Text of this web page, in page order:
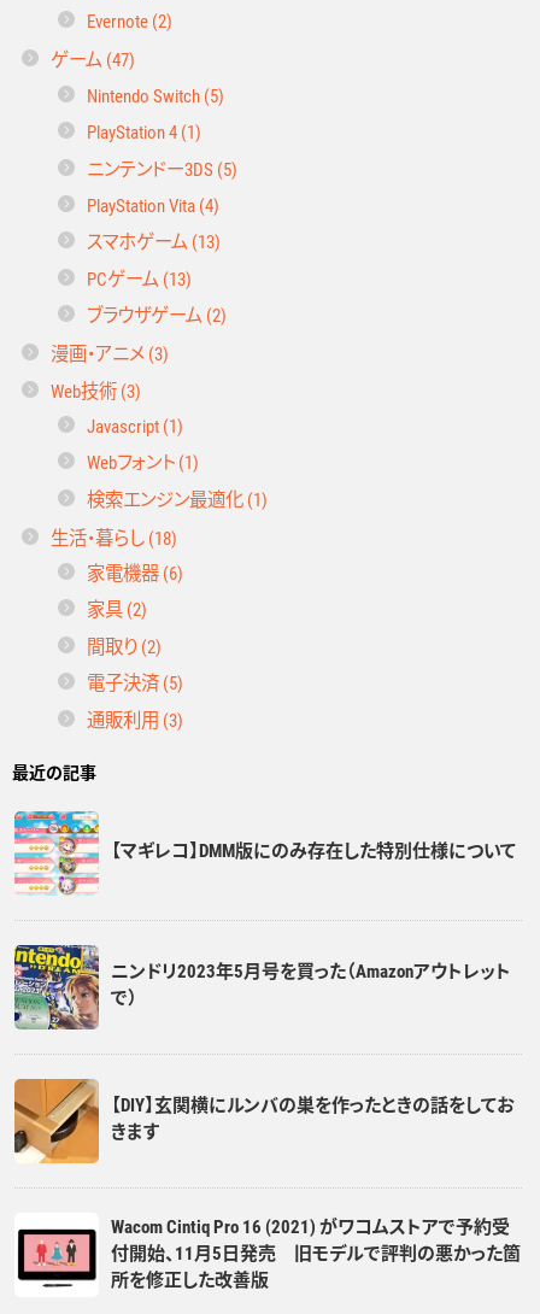
Evernote (2)
ゲーム (47)
Nintendo Switch (5)
PlayStation 4 (1)
ニンテンドー3DS (5)
PlayStation Vita (4)
スマホゲーム (13)
PCゲーム (13)
ブラウザゲーム (2)
漫画・アニメ (3)
Web技術 (3)
Javascript (1)
Webフォント (1)
検索エンジン最適化 (1)
生活・暮らし (18)
家電機器 (6)
家具 (2)
間取り (2)
電子決済 (5)
通販利用 (3)
最近の記事
【マギレコ】DMM版にのみ存在した特別仕様について
ニンドリ2023年5月号を買った（Amazonアウトレット
で）
【DIY】玄関横にルンバの巣を作ったときの話をしてお
きます
Wacom Cintiq Pro 16 (2021) がワコムストアで予約受
付開始、11月5日発売 旧モデルで評判の悪かった箇
所を修正した改善版